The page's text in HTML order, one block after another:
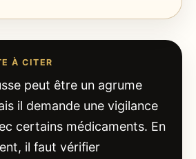
À CITER
peut être un agrume
il demande une vigilance
certains médicaments. En
il faut vérifier